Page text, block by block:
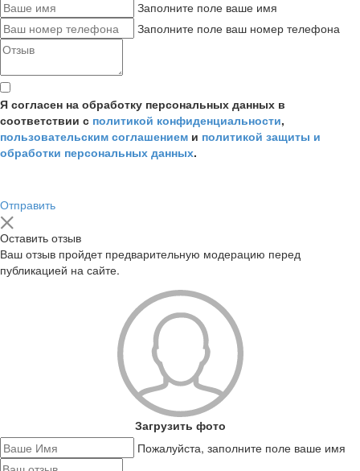
Заполните поле ваше имя
Заполните поле ваш номер телефона
Я согласен на обработку персональных данных в
соответствии с политикой конфиденциальности,
пользовательским соглашением и политикой защиты и
обработки персональных данных.
Отправить
Оставить отзыв
Ваш отзыв пройдет предварительную модерацию перед
публикацией на сайте.
Загрузить фото
Пожалуйста, заполните поле ваше имя